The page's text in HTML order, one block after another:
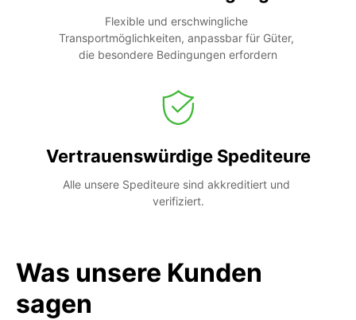
Flexible und erschwingliche
Transportmöglichkeiten, anpassbar für Güter,
die besondere Bedingungen erfordern
Vertrauenswürdige Spediteure
Alle unsere Spediteure sind akkreditiert und
verifiziert.
Was unsere Kunden
sagen